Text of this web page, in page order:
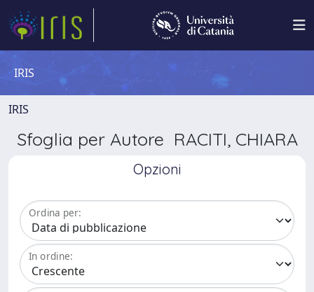
IRIS
IRIS
Sfoglia per Autore RACITI, CHIARA
Opzioni
Ordina per:
In ordine: